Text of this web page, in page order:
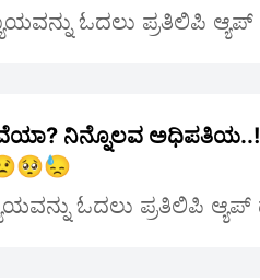
ಓದಲು ಪ್ರತಿಲಿಪಿ
ನಿನ್ನೊಲವ
ಓದಲು ಪ್ರತಿಲಿಪಿ